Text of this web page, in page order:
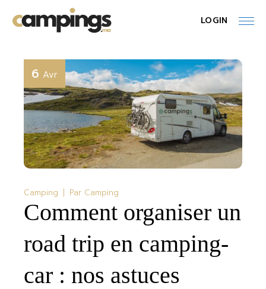
the
content
LOGIN
6 Avr
Camping Par Camping
Comment organiser un
road trip en camping-
car : nos astuces